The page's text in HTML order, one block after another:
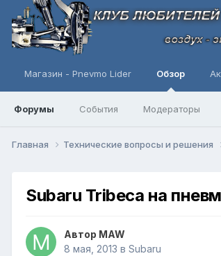
Магазин - Pnevmo Lider Обзор
Форумы События Модераторы
Главная Технические вопросы и решения
Subaru Tribeca на
Автор MAW
8 мая, 2013 в Subaru